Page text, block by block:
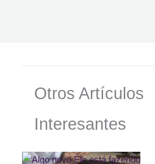
Otros Artículos
Interesantes